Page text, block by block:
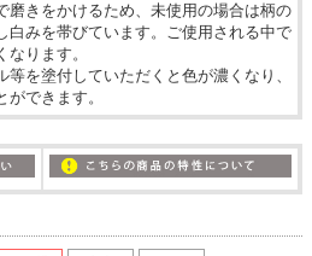
磨きをかけるため、未使用の場合は柄の
白みを帯びています。ご使用される中で
なります。
等を塗付していただくと色が濃くなり、
ができます。